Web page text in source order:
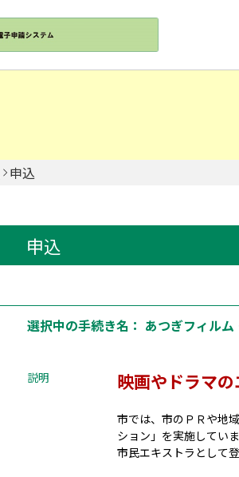
申込
申込
選択中の手続き名： あつぎフィル
説明 映画やドラマ
市では、市のＰＲや地
ション」を実施してい
市民エキストラとして